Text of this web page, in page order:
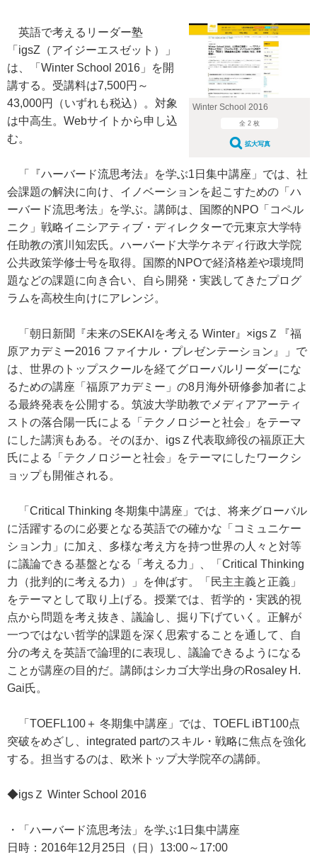
Winter School 2016
全 2 枚
拡大写真
英語で考えるリーダー塾
「igsZ（アイジーエスゼット）」
は、「Winter School 2016」を開
講する。受講料は7,500円～
43,000円（いずれも税込）。対象
は中高生。Webサイトから申し込
む。
「『ハーバード流思考法』を学ぶ1日集中講座」では、社
会課題の解決に向け、イノベーションを起こすための「ハ
ーバード流思考法」を学ぶ。講師は、国際的NPO「コペル
ニク」戦略イニシアティブ・ディレクターで元東京大学特
任助教の濱川知宏氏。ハーバード大学ケネディ行政大学院
公共政策学修士号を取得。国際的NPOで経済格差や環境問
題などの課題に向き合い、自ら開発・実践してきたプログ
ラムを高校生向けにアレンジ。
「朝日新聞『未来のSEKAIを考える Winter』×igsＺ『福
原アカデミー2016 ファイナル・プレゼンテーション』」で
は、世界のトップスクールを経てグローバルリーダーにな
るための講座「福原アカデミー」の8月海外研修参加者によ
る最終発表を公開する。筑波大学助教でメディアアーティ
ストの落合陽一氏による「テクノロジーと社会」をテーマ
にした講演もある。そのほか、igsＺ代表取締役の福原正大
氏による「テクノロジーと社会」をテーマにしたワークシ
ョップも開催される。
「Critical Thinking 冬期集中講座」では、将来グローバル
に活躍するのに必要となる英語での確かな「コミュニケー
ション力」に加え、多様な考え方を持つ世界の人々と対等
に議論できる基盤となる「考える力」、「Critical Thinking
力（批判的に考える力）」を伸ばす。「民主主義と正義」
をテーマとして取り上げる。授業では、哲学的・実践的視
点から問題を考え抜き、議論し、掘り下げていく。正解が
一つではない哲学的課題を深く思索することを通して、自
分の考えを英語で論理的に表現し、議論できるようになる
ことが講座の目的だ。講師はシカゴ大学出身のRosaley H.
Gai氏。
「TOEFL100＋ 冬期集中講座」では、TOEFL iBT100点
突破をめざし、integrated partのスキル・戦略に焦点を強化
する。担当するのは、欧米トップ大学院卒の講師。
◆igsＺ Winter School 2016
・「ハーバード流思考法」を学ぶ1日集中講座
日時：2016年12月25日（日）13:00～17:00